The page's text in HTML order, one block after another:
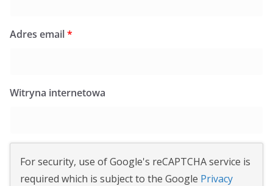
Adres email*
Witryna internetowa
For security, use of Google's reCAPTCHA service is
required which is subject to the Google Privacy